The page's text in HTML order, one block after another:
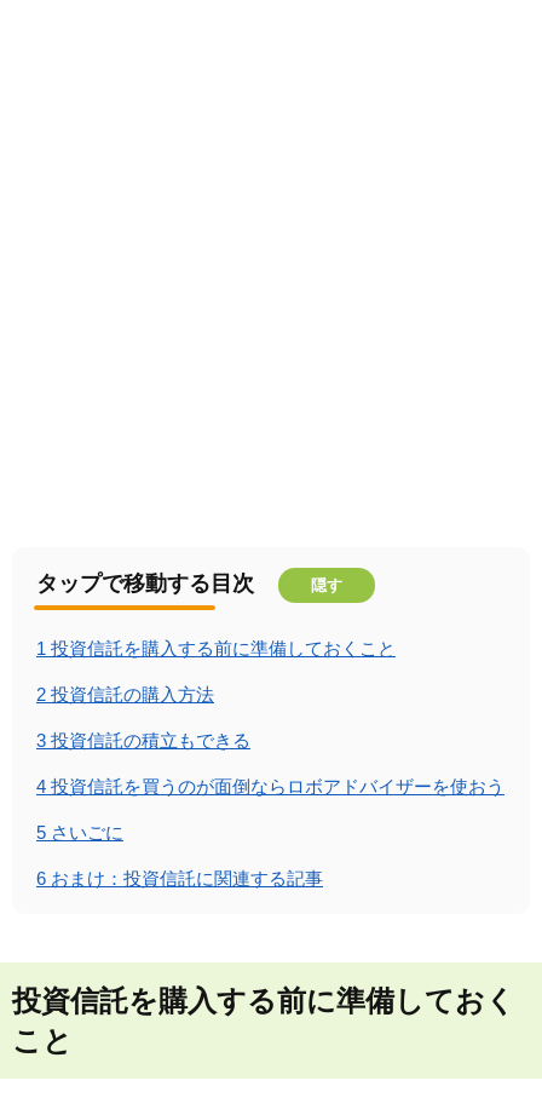
タップで移動する目次 隠す
1 投資信託を購入する前に準備しておくこと
2 投資信託の購入方法
3 投資信託の積立もできる
4 投資信託を買うのが面倒ならロボアドバイザーを使おう
5 さいごに
6 おまけ：投資信託に関連する記事
投資信託を購入する前に準備しておく
こと